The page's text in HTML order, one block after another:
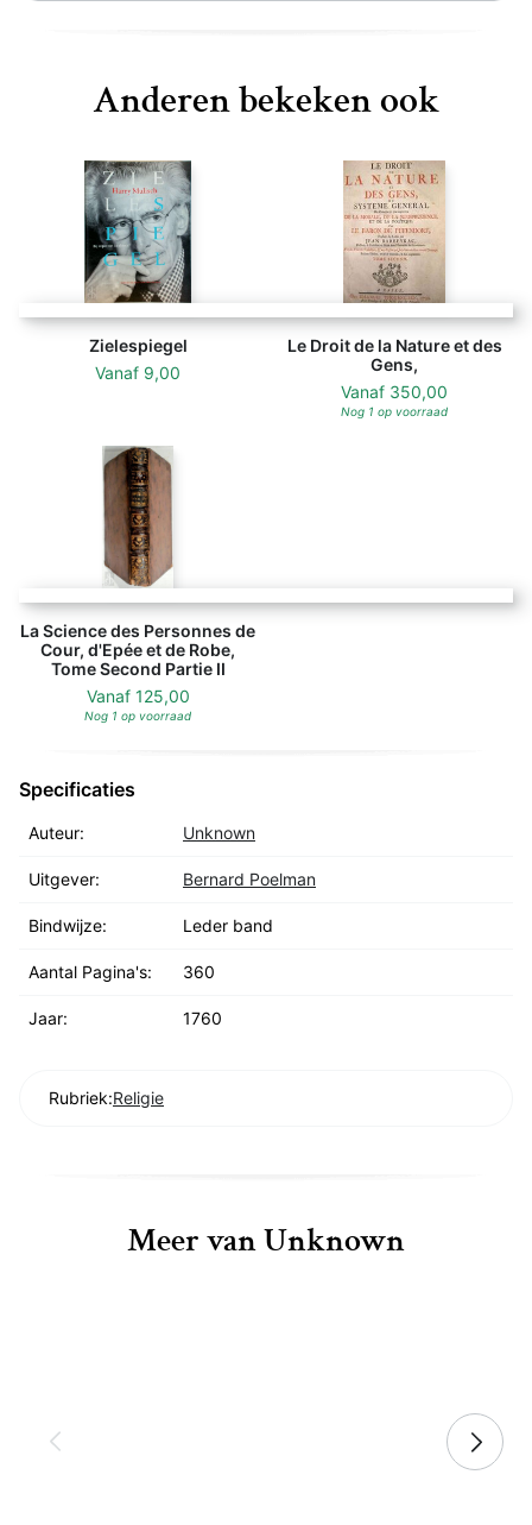
Anderen bekeken ook
Zielespiegel
Vanaf 9,00
Le Droit de la Nature et des
Gens,
Vanaf 350,00
Nog 1 op voorraad
La Science des Personnes de
Cour, d'Epée et de Robe,
Tome Second Partie II
Vanaf 125,00
Nog 1 op voorraad
Specificaties
Auteur: Unknown
Uitgever: Bernard Poelman
Bindwijze: Leder band
Aantal Pagina's: 360
Jaar: 1760
Rubriek:Religie
Meer van Unknown